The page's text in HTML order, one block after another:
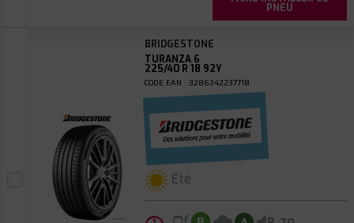
PNEU
BRIDGESTONE
TURANZA 6
225/40 R 18 92Y
CODE EAN : 3286342237718
Été